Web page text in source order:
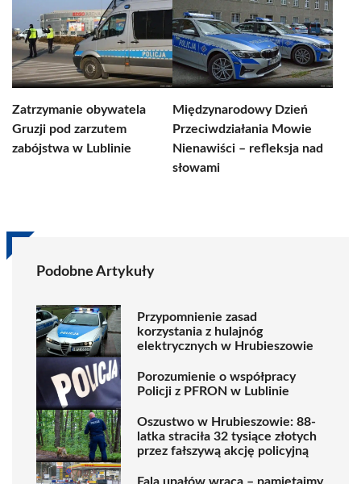
Zatrzymanie obywatela
Gruzji pod zarzutem
zabójstwa w Lublinie
Międzynarodowy Dzień
Przeciwdziałania Mowie
Nienawiści – refleksja nad
słowami
Podobne Artykuły
Przypomnienie zasad
korzystania z hulajnóg
elektrycznych w Hrubieszowie
Porozumienie o współpracy
Policji z PFRON w Lublinie
Oszustwo w Hrubieszowie: 88-
latka straciła 32 tysiące złotych
przez fałszywą akcję policyjną
Fala upałów wraca – pamiętajmy